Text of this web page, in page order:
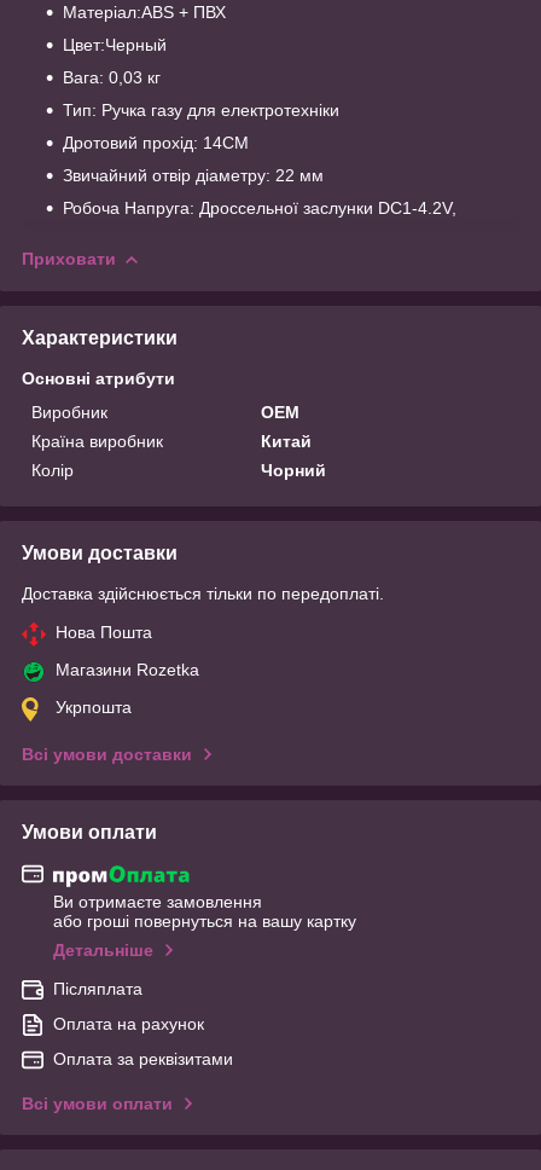
Матеріал:ABS + ПВХ
Цвет:Черный
Вага: 0,03 кг
Тип: Ручка газу для електротехніки
Дротовий прохід: 14CM
Звичайний отвір діаметру: 22 мм
Робоча Напруга: Дроссельної заслунки DC1-4.2V,
Приховати
Характеристики
Основні атрибути
Виробник
OEM
Країна виробник
Китай
Колір
Чорний
Умови доставки
Доставка здійснюється тільки по передоплаті.
Нова Пошта
Магазини Rozetka
Укрпошта
Всі умови доставки
Умови оплати
Ви отримаєте замовлення
або гроші повернуться на вашу картку
Детальніше
Післяплата
Оплата на рахунок
Оплата за реквізитами
Всі умови оплати